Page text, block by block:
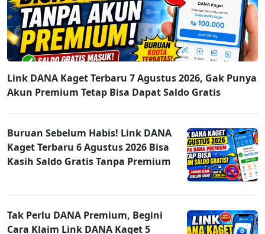
Link DANA Kaget Terbaru 7 Agustus 2026, Gak Punya
Akun Premium Tetap Bisa Dapat Saldo Gratis
Buruan Sebelum Habis! Link DANA
Kaget Terbaru 6 Agustus 2026 Bisa
Kasih Saldo Gratis Tanpa Premium
Tak Perlu DANA Premium, Begini
Cara Klaim Link DANA Kaget 5